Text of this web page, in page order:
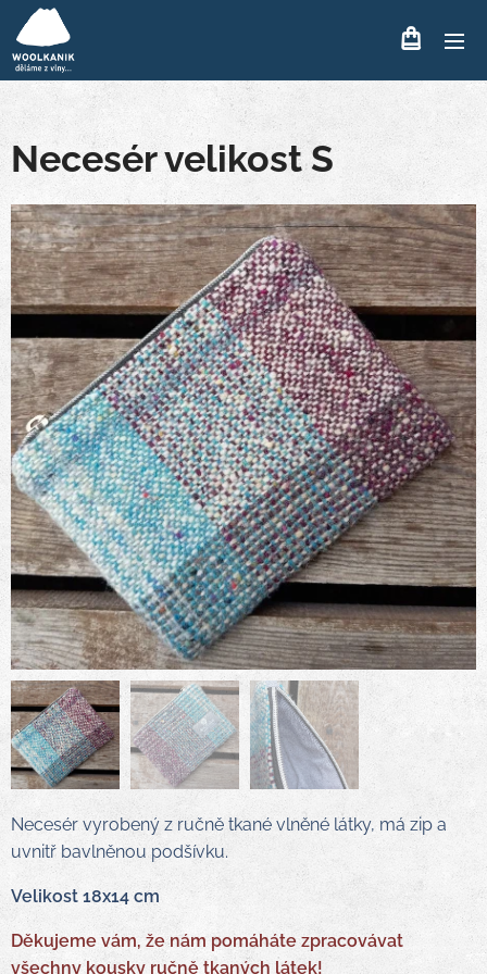
Necesér velikost S
Necesér vyrobený z ručně tkané vlněné látky, má zip a
uvnitř bavlněnou podšívku.
Velikost 18x14 cm
Děkujeme vám, že nám pomáháte zpracovávat
všechny kousky ručně tkaných látek!